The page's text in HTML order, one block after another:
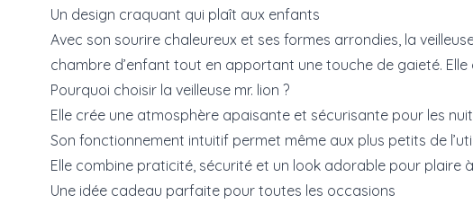
Un design craquant qui plaît aux enfants
Avec son sourire chaleureux et ses formes arrondies, la
chambre d’enfant tout en apportant une touche de gaieté.
Pourquoi choisir la veilleuse mr. lion ?
Elle crée une atmosphère apaisante et sécurisante pour les
Son fonctionnement intuitif permet même aux plus petits de
Elle combine praticité, sécurité et un look adorable pour plaire
Une idée cadeau parfaite pour toutes les occasions